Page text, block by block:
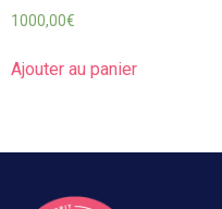
1000,00€
Ajouter au panier